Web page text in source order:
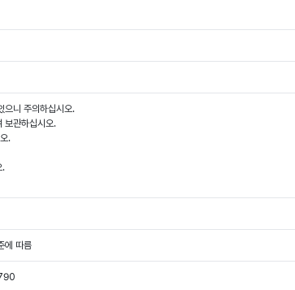
으니 주의하십시오.
보관하십시오.
.
.
에 따름